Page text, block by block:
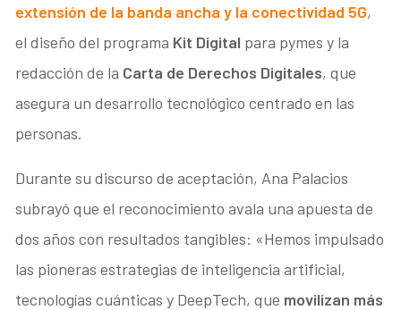
extensión de la banda ancha y la conectividad 5G,
el diseño del programa Kit Digital para pymes y la
redacción de la Carta de Derechos Digitales, que
asegura un desarrollo tecnológico centrado en las
personas.
Durante su discurso de aceptación, Ana Palacios
subrayó que el reconocimiento avala una apuesta de
dos años con resultados tangibles: «Hemos impulsado
las pioneras estrategias de inteligencia artificial,
tecnologías cuánticas y DeepTech, que movilizan más